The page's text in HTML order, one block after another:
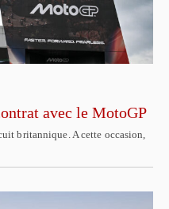
avec le MotoGP
britannique. A cette occasion,